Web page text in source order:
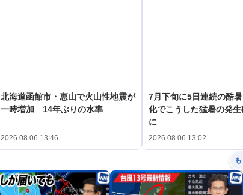
北海道函館市・恵山で火山性地震が
一時増加 14年ぶりの水準
2026.08.06 13:46
7月下旬に5日連続の酷
化でこうした猛暑の発
に
2026.08.06 13:02